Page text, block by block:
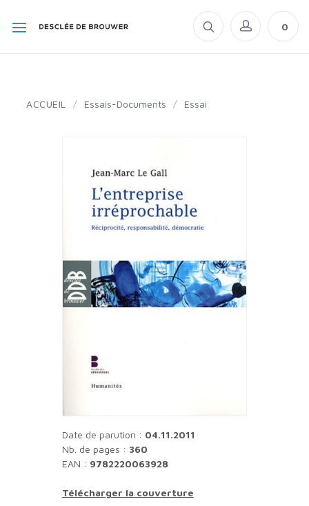
0
ACCUEIL / Essais-Documents / Essai
Date de parution : 04.11.2011
Nb. de pages : 360
EAN : 9782220063928
Télécharger la couverture